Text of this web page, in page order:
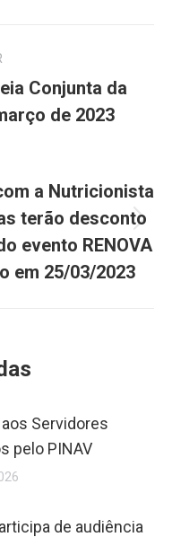
Conjunta da
de 2023
a Nutricionista
terão desconto
evento RENOVA
em 25/03/2023
Servidores
pelo PINAV
de audiência